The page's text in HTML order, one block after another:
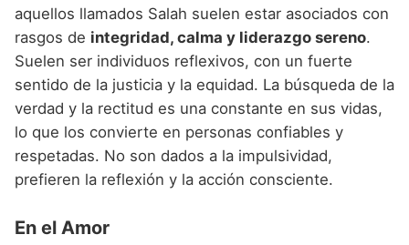
aquellos llamados Salah suelen estar asociados con
rasgos de integridad, calma y liderazgo sereno.
Suelen ser individuos reflexivos, con un fuerte
sentido de la justicia y la equidad. La búsqueda de la
verdad y la rectitud es una constante en sus vidas,
lo que los convierte en personas confiables y
respetadas. No son dados a la impulsividad,
prefieren la reflexión y la acción consciente.
En el Amor